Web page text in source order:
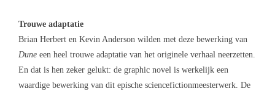
Trouwe adaptatie
Brian Herbert en Kevin Anderson wilden met deze bewerking van
Dune een heel trouwe adaptatie van het originele verhaal neerzetten.
En dat is hen zeker gelukt: de graphic novel is werkelijk een
waardige bewerking van dit epische sciencefictionmeesterwerk. De